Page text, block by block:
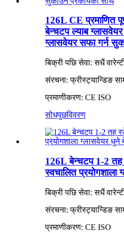
126L CE प्रमाणित
बेन्चटप ल्याब
ग्लासवेयर सफा गर्न
बिक्री पछि सेवा: सधैं
संरचना: फ्रीस्ट्यान्डिङ
प्रमाणीकरण: CE ISO
सोधपुछविवरण
126L बेन्चटप 1-2 तह
स्वचालित प्रयोगशाला
बिक्री पछि सेवा: सधैं
संरचना: फ्रीस्ट्यान्डिङ
प्रमाणीकरण: CE ISO